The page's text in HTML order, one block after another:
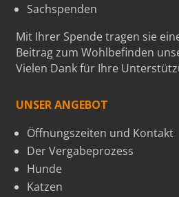
Sachspenden
Mit Ihrer Spende tragen sie
Beitrag zum Wohlbefinden
Vielen Dank für Ihre
UNSER ANGEBOT
Öffnungszeiten und Kontakt
Der Vergabeprozess
Hunde
Katzen